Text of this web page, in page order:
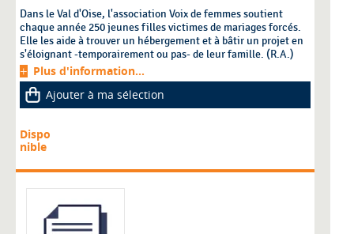
Dans le Val d'Oise, l'association Voix de femmes soutient
chaque année 250 jeunes filles victimes de mariages forcés.
Elle les aide à trouver un hébergement et à bâtir un projet en
s'éloignant -temporairement ou pas- de leur famille. (R.A.)
Plus d'information...
Ajouter à ma sélection
Dispo
nible